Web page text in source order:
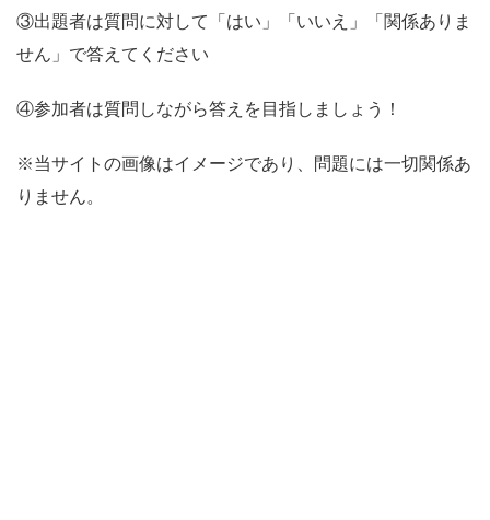
③出題者は質問に対して「はい」「いいえ」「関係ありま
せん」で答えてください
④参加者は質問しながら答えを目指しましょう！
※当サイトの画像はイメージであり、問題には一切関係あ
りません。